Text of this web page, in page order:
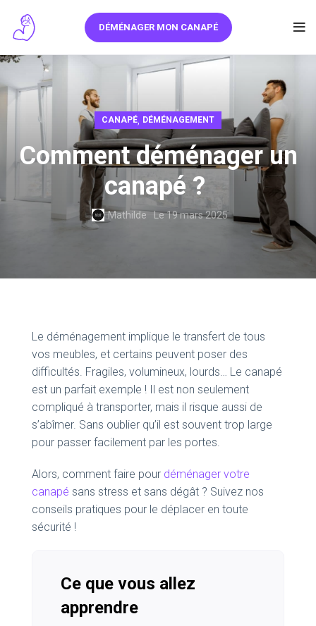
DÉMÉNAGER MON CANAPÉ
CANAPÉ, DÉMÉNAGEMENT
Comment déménager un
canapé ?
Mathilde Le 19 mars 2025
Le déménagement implique le transfert de tous
vos meubles, et certains peuvent poser des
difficultés. Fragiles, volumineux, lourds… Le canapé
est un parfait exemple ! Il est non seulement
compliqué à transporter, mais il risque aussi de
s’abîmer. Sans oublier qu’il est souvent trop large
pour passer facilement par les portes.
Alors, comment faire pour déménager votre
canapé sans stress et sans dégât ? Suivez nos
conseils pratiques pour le déplacer en toute
sécurité !
Ce que vous allez
apprendre